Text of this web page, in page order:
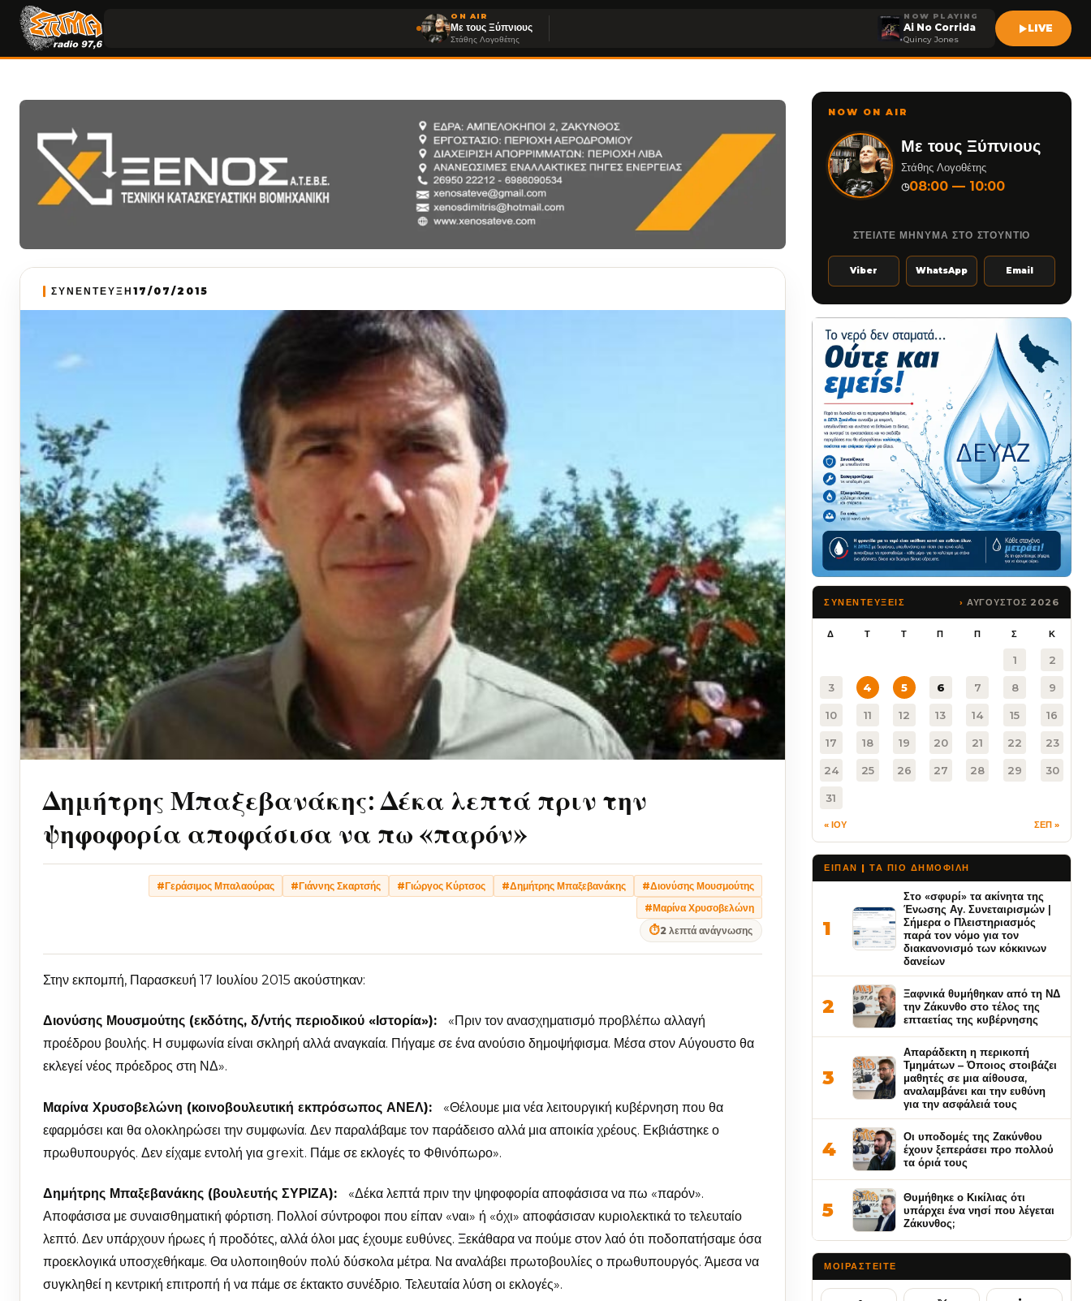
ON AIR
Με τους Ξύπνιους
Στάθης Λογοθέτης
NOW PLAYING
Ai No Corrida
Quincy Jones
LIVE
ΣΥΝΕΝΤΕΥΞΗ 17/07/2015
Δημήτρης Μπαξεβανάκης: Δέκα λεπτά πριν την
ψηφοφορία αποφάσισα να πω «παρόν»
#Γεράσιμος Μπαλαούρας #Γιάννης Σκαρτσής #Γιώργος Κύρτσος #Δημήτρης Μπαξεβανάκης
#Διονύσης Μουσμούτης
#Μαρίνα Χρυσοβελώνη
⏱2 λεπτά ανάγνωσης
Στην εκπομπή, Παρασκευή 17 Ιουλίου 2015 ακούστηκαν:
Διονύσης Μουσμούτης (εκδότης, δ/ντής περιοδικού «Ιστορία»): «Πριν τον ανασχηματισμό προβλέπω αλλαγή
προέδρου βουλής. Η συμφωνία είναι σκληρή αλλά αναγκαία. Πήγαμε σε ένα ανούσιο δημοψήφισμα. Μέσα στον Αύγουστο θα
εκλεγεί νέος πρόεδρος στη ΝΔ».
Μαρίνα Χρυσοβελώνη (κοινοβουλευτική εκπρόσωπος ΑΝΕΛ): «Θέλουμε μια νέα λειτουργική κυβέρνηση που θα
εφαρμόσει και θα ολοκληρώσει την συμφωνία. Δεν παραλάβαμε τον παράδεισο αλλά μια αποικία χρέους. Εκβιάστηκε ο
πρωθυπουργός. Δεν είχαμε εντολή για grexit. Πάμε σε εκλογές το Φθινόπωρο».
Δημήτρης Μπαξεβανάκης (βουλευτής ΣΥΡΙΖΑ): «Δέκα λεπτά πριν την ψηφοφορία αποφάσισα να πω «παρόν».
Αποφάσισα με συναισθηματική φόρτιση. Πολλοί σύντροφοι που είπαν «ναι» ή «όχι» αποφάσισαν κυριολεκτικά το τελευταίο
λεπτό. Δεν υπάρχουν ήρωες ή προδότες, αλλά όλοι μας έχουμε ευθύνες. Ξεκάθαρα να πούμε στον λαό ότι ποδοπατήσαμε όσα
προεκλογικά υποσχεθήκαμε. Θα υλοποιηθούν πολύ δύσκολα μέτρα. Να αναλάβει πρωτοβουλίες ο πρωθυπουργός. Άμεσα να
συγκληθεί η κεντρική επιτροπή ή να πάμε σε έκτακτο συνέδριο. Τελευταία λύση οι εκλογές».
NOW ON AIR
Με τους Ξύπνιους
Στάθης Λογοθέτης
◷08:00 — 10:00
ΣΤΕΙΛΤΕ ΜΗΝΥΜΑ ΣΤΟ ΣΤΟΥΝΤΙΟ
Viber WhatsApp Email
ΣΥΝΕΝΤΕΥΞΕΙΣ ΑΥΓΟΥΣΤΟΣ 2026
Δ Τ Τ Π Π Σ Κ
1 2
3 4 5 6 7 8 9
10 11 12 13 14 15 16
17 18 19 20 21 22 23
24 25 26 27 28 29 30
31
« ΙΟΥ ΣΕΠ »
ΕΙΠΑΝ | ΤΑ ΠΙΟ ΔΗΜΟΦΙΛΉ
1
Στο «σφυρί» τα ακίνητα της
Ένωσης Αγ. Συνεταιρισμών |
Σήμερα ο Πλειστηριασμός
παρά τον νόμο για τον
διακανονισμό των κόκκινων
δανείων
2
Ξαφνικά θυμήθηκαν από τη ΝΔ
την Ζάκυνθο στο τέλος της
επταετίας της κυβέρνησης
3
Απαράδεκτη η περικοπή
Τμημάτων – Όποιος στοιβάζει
μαθητές σε μια αίθουσα,
αναλαμβάνει και την ευθύνη
για την ασφάλειά τους
4
Οι υποδομές της Ζακύνθου
έχουν ξεπεράσει προ πολλού
τα όριά τους
5
Θυμήθηκε ο Κικίλιας ότι
υπάρχει ένα νησί που λέγεται
Ζάκυνθος;
ΜΟΙΡΑΣΤΕΊΤΕ